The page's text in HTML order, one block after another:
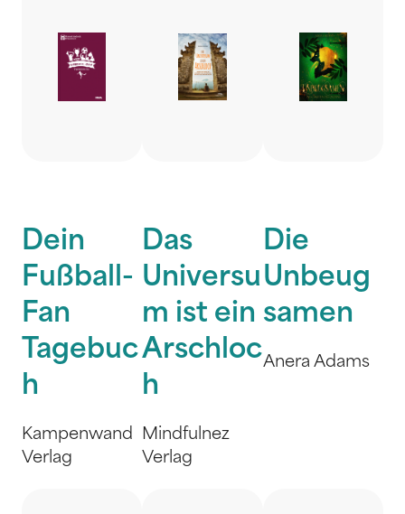
Dein
Fußball-
Fan
Tagebuc
h
Kampenwand
Verlag
Das
Universu
m ist ein
Arschloc
h
Mindfulnez
Verlag
Die
Unbeug
samen
Anera Adams